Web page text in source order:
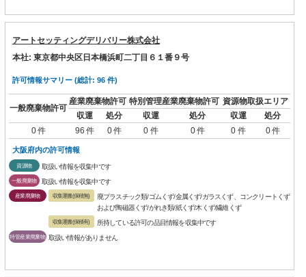
アートセッティングデリバリー株式会社
本社: 東京都中央区日本橋浜町二丁目６１番９号
許可情報サマリー (総計: 96 件)
一般廃棄物許可
産業廃棄物許可 特別管理産業廃棄物許可 資源物取扱エリア
収運
処分 収運 処分 収運
処分
0 件
96 件 0 件 0 件 0 件 0 件 0 件
大阪府内の許可情報
資源物 取扱い情報を収集中です
一般廃棄物 取扱い情報を収集中です
産業廃棄物 収集運搬(保積無)
廃プラスチック類/ゴムくず/金属くず/ガラスくず、コンクリートくず
および陶磁器くず/がれき類/紙くず/木くず/繊維くず
収集運搬(保積有) 所持している許可の品目情報を収集中です
特管産業廃棄物 取扱い情報がありません